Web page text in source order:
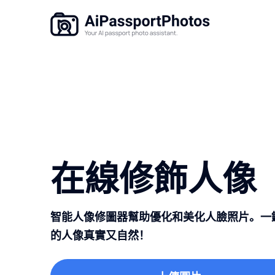
在線修飾人像
智能人像修圖器幫助優化和美化人臉照片。
的人像真實又自然！